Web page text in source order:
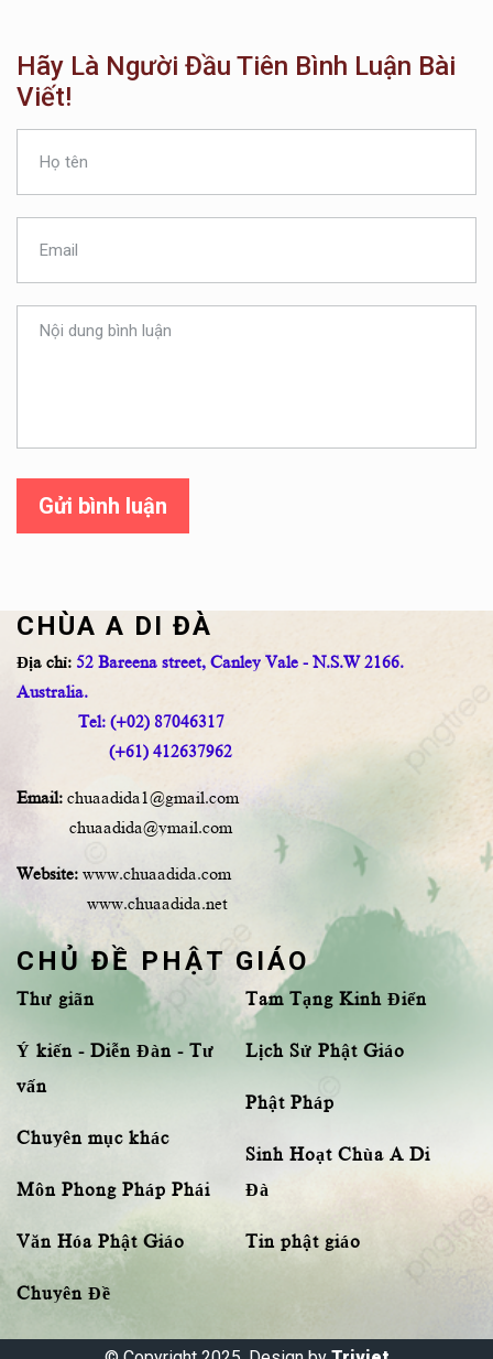
Hãy Là Người Đầu Tiên Bình Luận Bài
Viết!
Gửi bình luận
CHÙA A DI ĐÀ
Địa chỉ: 52 Bareena street, Canley Vale - N.S.W 2166.
Australia.
Tel: (+02) 87046317
(+61) 412637962
Email: chuaadida1@gmail.com
chuaadida@ymail.com
Website: www.chuaadida.com
www.chuaadida.net
CHỦ ĐỀ PHẬT GIÁO
Thư giãn
Ý kiến - Diễn Đàn - Tư
vấn
Chuyên mục khác
Môn Phong Pháp Phái
Văn Hóa Phật Giáo
Chuyên Đề
Tam Tạng Kinh Điển
Lịch Sử Phật Giáo
Phật Pháp
Sinh Hoạt Chùa A Di
Đà
Tin phật giáo